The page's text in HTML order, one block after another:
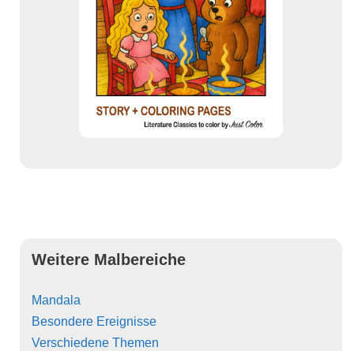
Weitere Malbereiche
Mandala
Besondere Ereignisse
Verschiedene Themen